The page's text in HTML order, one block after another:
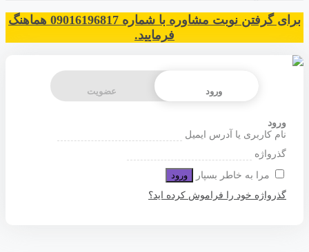
برای گرفتن نوبت مشاوره با شماره 09016196817 هماهنگ
فرمایید.
ورود عضویت
ورود
نام کاربری یا آدرس ایمیل
گذرواژه
مرا به خاطر بسپار
ورود
گذرواژه خود را فراموش کرده اید؟